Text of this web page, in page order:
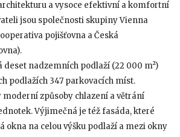
a vysoce efektivní a komfortní
jsou společnosti skupiny Vienna
pojišťovna a Česká
nadzemních podlaží (22 000 m²)
podlažích 347 parkovacích míst.
moderní způsoby chlazení a větrání
Výjimečná je též fasáda, které
okna na celou výšku podlaží a mezi okny